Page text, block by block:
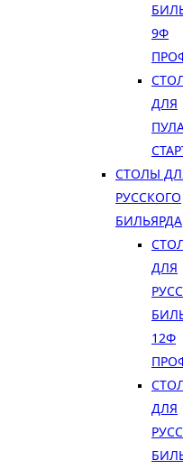
9Ф
ДЛЯ
СТОЛЫ
РУССКОГО
БИЛЬЯРДА
ДЛЯ
12Ф
ДЛЯ